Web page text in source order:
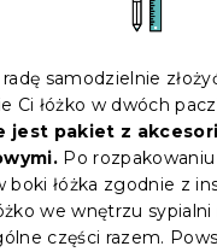
radę samodzielnie
Ci łóżko w dwóch
jest pakiet z
Po rozpakowaniu
boki łóżka zgodnie z
we wnętrzu sypialni
części razem.